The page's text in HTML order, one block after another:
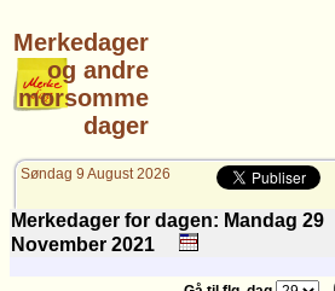
Merkedager
og andre
morsomme
dager
Søndag 9 August 2026
Merkedager for dagen: Mandag 29
November 2021